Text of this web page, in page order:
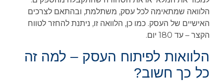
הלוואה שמתאימה לכל עסק, משתלמת, ובהתאם לצרכים
האישיים של העסק. כמו כן, הלוואה זו, ניתנת להחזר לטווח
הקצר – עד 180 יום.
הלוואות לפיתוח העסק – למה זה
כל כך חשוב?